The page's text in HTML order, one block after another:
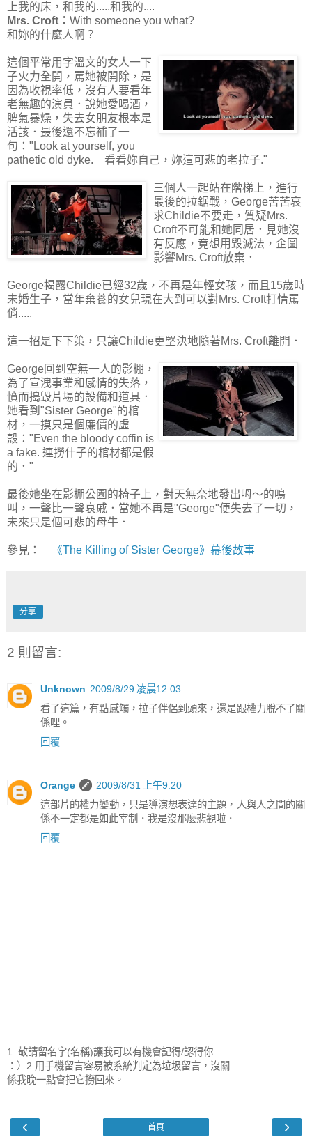
上我的床，和我的.....和我的....
Mrs. Croft： With someone you what?
和妳的什麼人啊？
這個平常用字溫文的女人一下
子火力全開，罵她被開除，是
因為收視率低，沒有人要看年
老無趣的演員．說她愛喝酒，
脾氣暴燥，失去女朋友根本是
活該．最後還不忘補了一
句："Look at yourself, you
pathetic old dyke. 看看妳自己，妳這可悲的老拉子."
三個人一起站在階梯上，進行
最後的拉鋸戰，George苦苦哀
求Childie不要走，質疑Mrs.
Croft不可能和她同居．見她沒
有反應，竟想用毀滅法，企圖
影響Mrs. Croft放棄．
George揭露Childie已經32歲，不再是年輕女孩，而且15歲時
未婚生子，當年棄養的女兒現在大到可以對Mrs. Croft打情罵
俏.....
這一招是下下策，只讓Childie更堅決地隨著Mrs. Croft離開．
George回到空無一人的影棚，
為了宣洩事業和感情的失落，
憤而搗毀片場的設備和道具．
她看到"Sister George"的棺
材，一摸只是個廉價的虛
殼："Even the bloody coffin is
a fake. 連撈什子的棺材都是假
的．"
最後她坐在影棚公園的椅子上，對天無奈地發出呣～的鳴
叫，一聲比一聲哀戚．當她不再是"George"便失去了一切，
未來只是個可悲的母牛．
參見： 《The Killing of Sister George》幕後故事
分享
2 則留言:
Unknown 2009/8/29 凌晨12:03
看了這篇，有點感觸，拉子伴侶到頭來，還是跟權力脫不了關
係哩。
回覆
Orange
2009/8/31 上午9:20
這部片的權力變動，只是導演想表達的主題，人與人之間的關
係不一定都是如此宰制．我是沒那麼悲觀啦．
回覆
1. 敬請留名字(名稱)讓我可以有機會記得/認得你
：）2.用手機留言容易被系統判定為垃圾留言，沒關
係我晚一點會把它撈回來。
‹ ›
首頁